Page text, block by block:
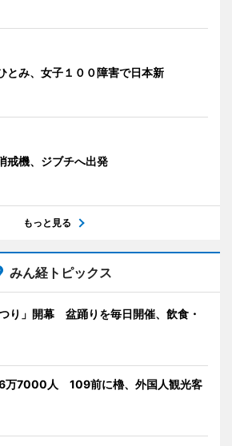
とみ、女子１００障害で日本新
戒機、ジブチへ出発
もっと見る
みん経トピックス
り」開幕 盆踊りを毎日開催、飲食・
6万7000人 109前に櫓、外国人観光客